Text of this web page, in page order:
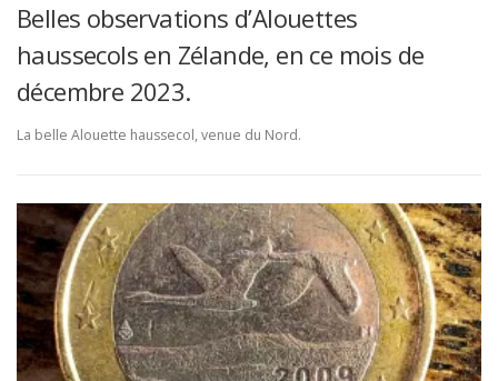
Belles observations d’Alouettes
haussecols en Zélande, en ce mois de
décembre 2023.
La belle Alouette haussecol, venue du Nord.